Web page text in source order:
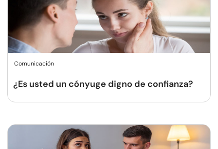
Comunicación
¿Es usted un cónyuge digno de confianza?